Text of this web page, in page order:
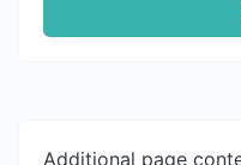
Additional page